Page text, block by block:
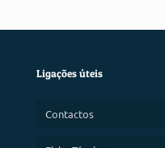
Ligações úteis
Contactos